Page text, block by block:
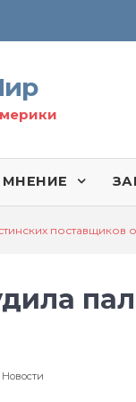
в Иране
Газы
МНЕНИЕ
поставщиков
Новости